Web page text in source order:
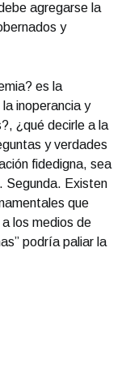
agregarse la
y
es la
inoperancia y
¿qué decirle a la
y verdades
fidedigna, sea
Segunda. Existen
que
los medios de
podría paliar la